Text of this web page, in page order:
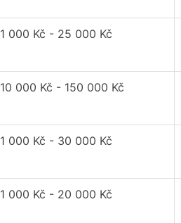
1 000 Kč - 25 000 Kč
10 000 Kč - 150 000 Kč
1 000 Kč - 30 000 Kč
1 000 Kč - 20 000 Kč